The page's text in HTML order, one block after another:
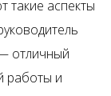
такие аспекты
отличный
работы и